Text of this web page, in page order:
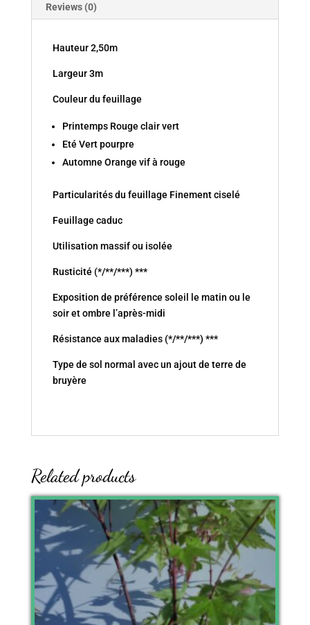
Reviews (0)
Hauteur 2,50m
Largeur 3m
Couleur du feuillage
Printemps Rouge clair vert
Eté Vert pourpre
Automne Orange vif à rouge
Particularités du feuillage Finement ciselé
Feuillage caduc
Utilisation massif ou isolée
Rusticité (*/**/***) ***
Exposition de préférence soleil le matin ou le
soir et ombre l’après-midi
Résistance aux maladies (*/**/***) ***
Type de sol normal avec un ajout de terre de
bruyère
Related products